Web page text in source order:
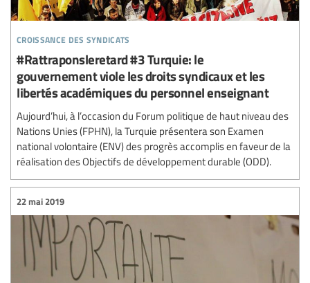
croissance des syndicats
#Rattraponsleretard #3 Turquie: le
gouvernement viole les droits syndicaux et les
libertés académiques du personnel enseignant
Aujourd’hui, à l’occasion du Forum politique de haut niveau des
Nations Unies (FPHN), la Turquie présentera son Examen
national volontaire (ENV) des progrès accomplis en faveur de la
réalisation des Objectifs de développement durable (ODD).
22 mai 2019